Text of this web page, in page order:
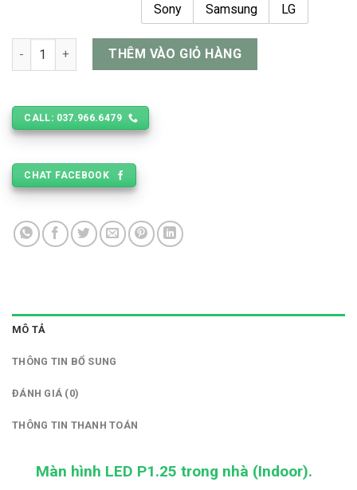
Sony
Samsung LG
Màn Hình LED P1.25 Trong Nhà (Indoor) số lượng
THÊM VÀO GIỎ HÀNG
CALL: 037.966.6479
CHAT FACEBOOK
MÔ TẢ
THÔNG TIN BỔ SUNG
ĐÁNH GIÁ (0)
THÔNG TIN THANH TOÁN
Màn hình LED P1.25 trong nhà (Indoor).